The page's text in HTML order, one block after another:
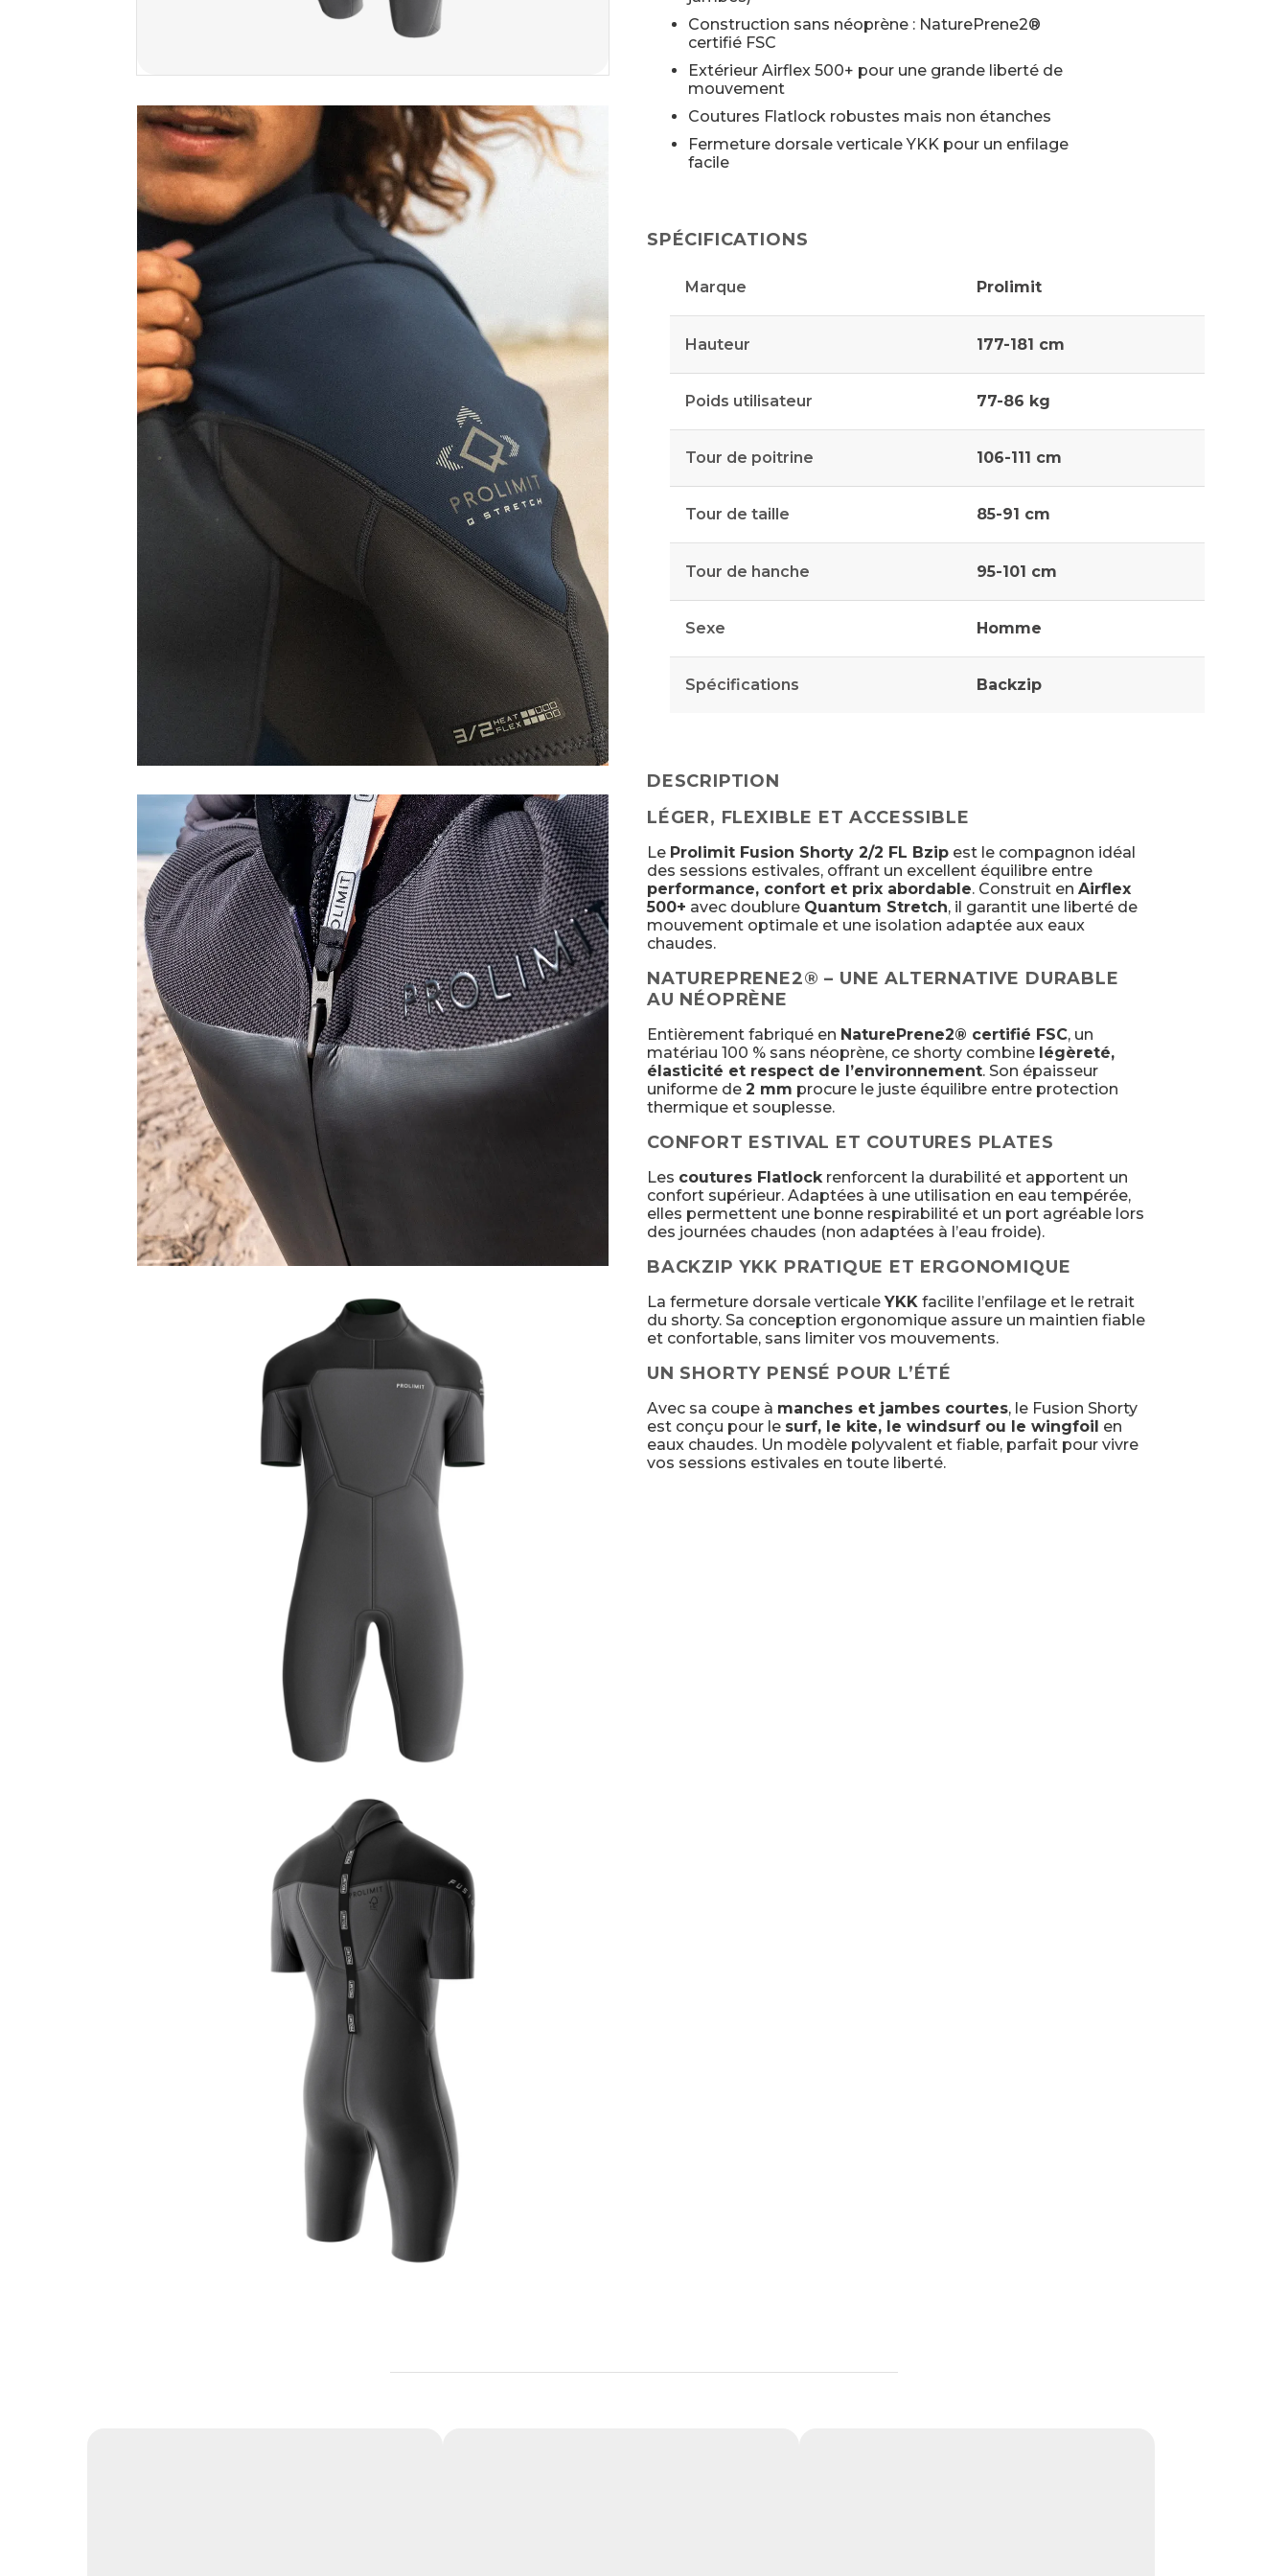
Construction sans néoprène : NaturePrene2®
certifié FSC
Extérieur Airflex 500+ pour une grande liberté de
mouvement
Coutures Flatlock robustes mais non étanches
Fermeture dorsale verticale YKK pour un enfilage
facile
SPÉCIFICATIONS
Marque Prolimit
Hauteur 177-181 cm
Poids utilisateur 77-86 kg
Tour de poitrine 106-111 cm
Tour de taille 85-91 cm
Tour de hanche 95-101 cm
Sexe Homme
Spécifications Backzip
DESCRIPTION
LÉGER, FLEXIBLE ET ACCESSIBLE
Le Prolimit Fusion Shorty 2/2 FL Bzipest le compagnon idéal
des sessions estivales, offrant un excellent équilibre entre
performance, confort et prix abordable. Construit en Airflex
500+ avec doublure Quantum Stretch, il garantit une liberté de
mouvement optimale et une isolation adaptée aux eaux
chaudes.
NATUREPRENE2® – UNE ALTERNATIVE DURABLE
AU NÉOPRÈNE
Entièrement fabriqué en NaturePrene2® certifié FSC, un
matériau 100 % sans néoprène, ce shorty combine légèreté,
élasticité et respect de l’environnement. Son épaisseur
uniforme de 2 mm procure le juste équilibre entre protection
thermique et souplesse.
CONFORT ESTIVAL ET COUTURES PLATES
Les coutures Flatlockrenforcent la durabilité et apportent un
confort supérieur. Adaptées à une utilisation en eau tempérée,
elles permettent une bonne respirabilité et un port agréable lors
des journées chaudes (non adaptées à l’eau froide).
BACKZIP YKK PRATIQUE ET ERGONOMIQUE
La fermeture dorsale verticale YKKfacilite l’enfilage et le retrait
du shorty. Sa conception ergonomique assure un maintien fiable
et confortable, sans limiter vos mouvements.
UN SHORTY PENSÉ POUR L’ÉTÉ
Avec sa coupe à manches et jambes courtes, le Fusion Shorty
est conçu pour le surf, le kite, le windsurf ou le wingfoil en
eaux chaudes. Un modèle polyvalent et fiable, parfait pour vivre
vos sessions estivales en toute liberté.